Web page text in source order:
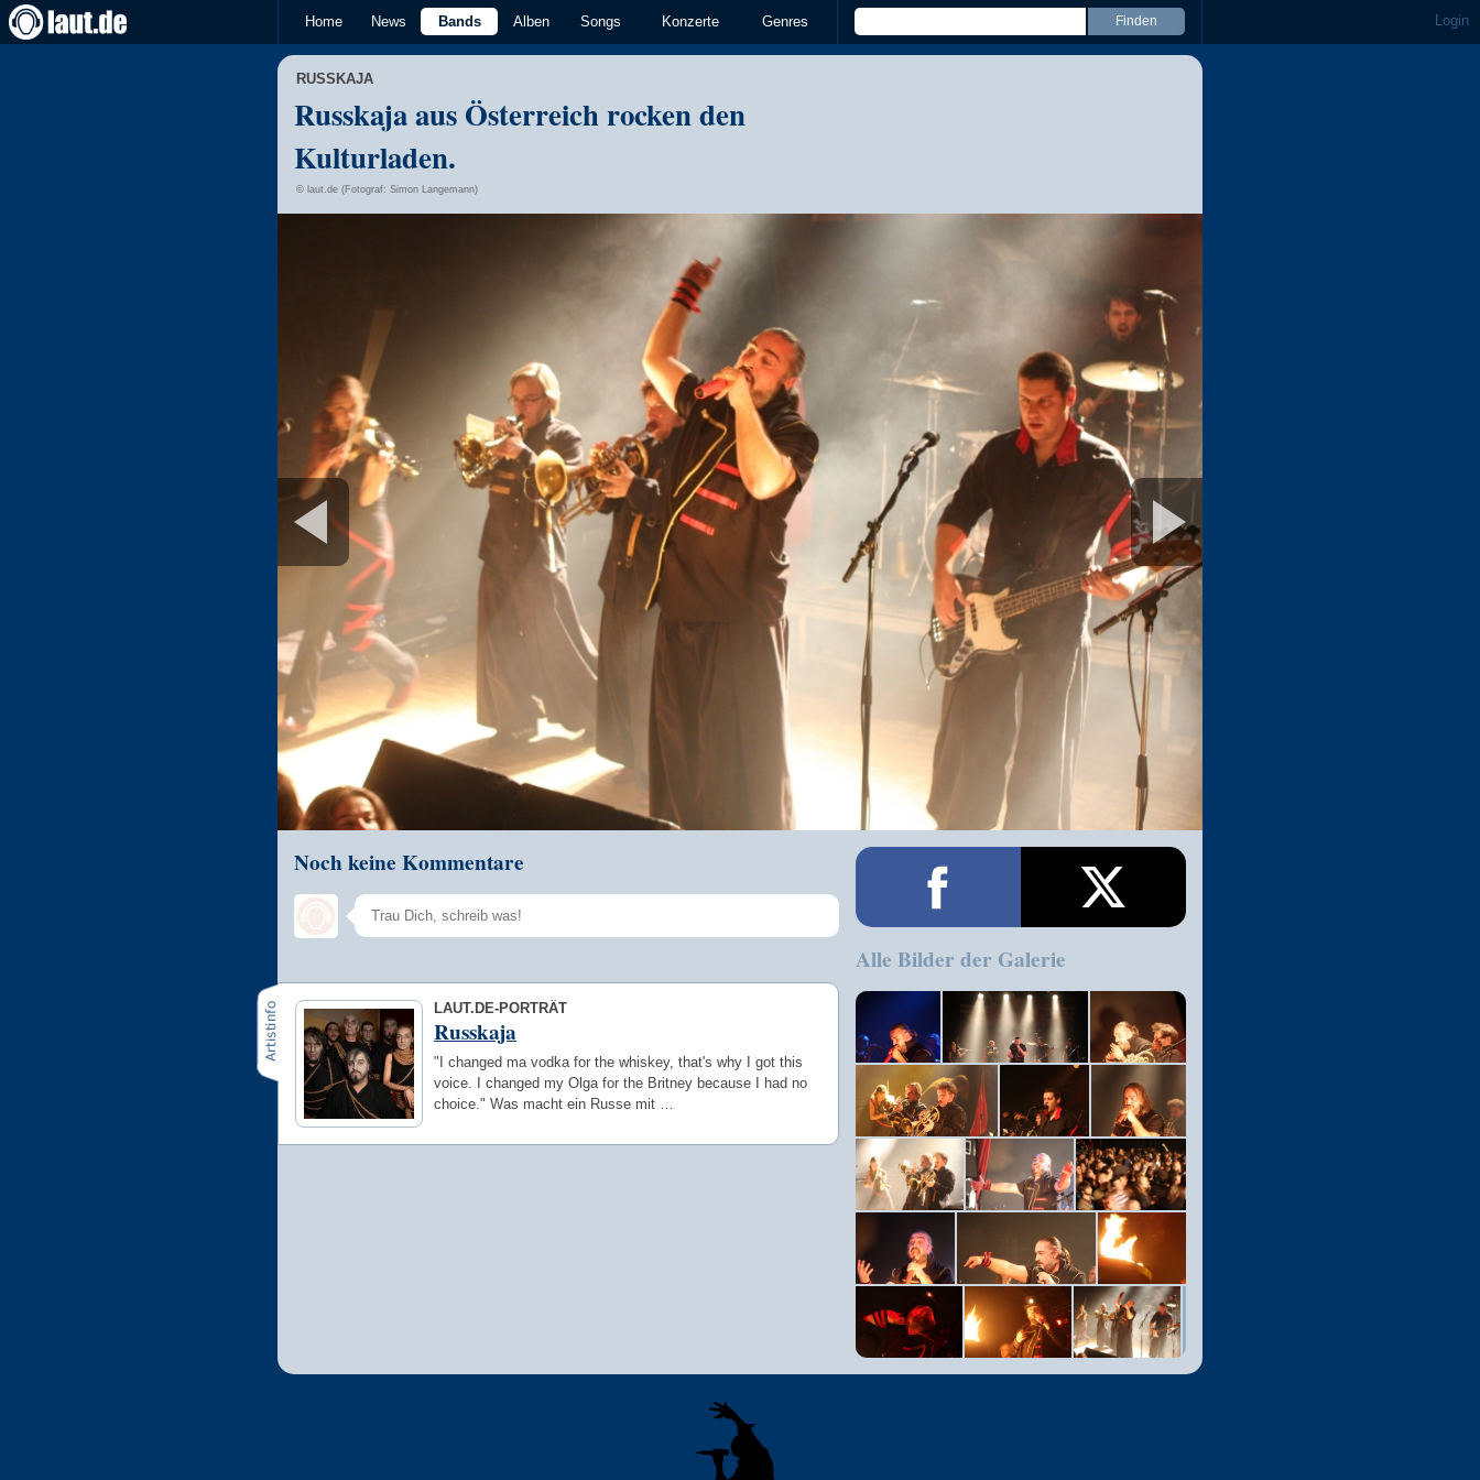
Home News Bands Alben Songs Konzerte Genres Login
RUSSKAJA
Russkaja aus Österreich rocken den
Kulturladen.
© laut.de (Fotograf: Simon Langemann)
Noch keine Kommentare
LAUT.DE-PORTRÄT
Russkaja
"I changed ma vodka for the whiskey, that's why I got this
voice. I changed my Olga for the Britney because I had no
choice." Was macht ein Russe mit …
Alle Bilder der Galerie